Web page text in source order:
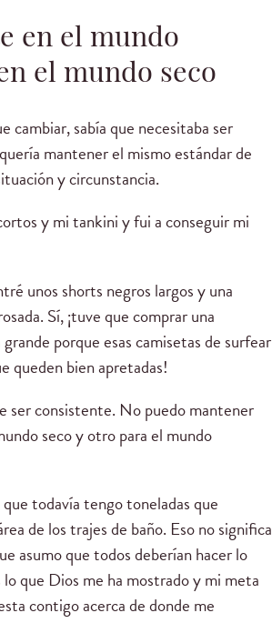
en el mundo
el mundo seco
cambiar, sabía que necesitaba ser
mantener el mismo estándar de
y circunstancia.
y mi tankini y fui a conseguir mi
unos shorts negros largos y una
Sí, ¡tuve que comprar una
porque esas camisetas de surfear
queden bien apretadas!
ser consistente. No puedo mantener
seco y otro para el mundo
todavía tengo toneladas que
de los trajes de baño. Eso no significa
asumo que todos deberían hacer lo
que Dios me ha mostrado y mi meta
contigo acerca de donde me